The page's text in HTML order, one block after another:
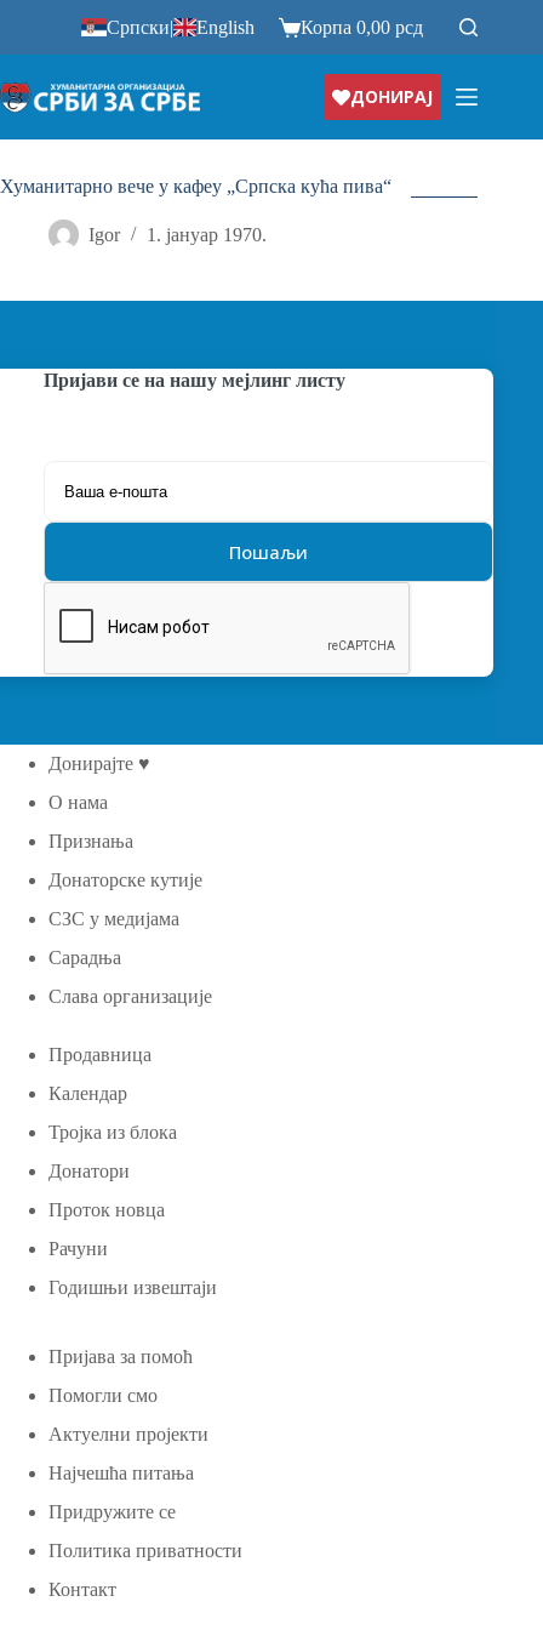
Српски| English Корпа0,00рсд
ДОНИРАЈ
Хуманитарно вече у кафеу „Српска кућа пива“
Igor 1. јануар 1970.
Пријави се на нашу мејлинг листу
Донирајте ♥
О нама
Признања
Донаторске кутије
СЗС у медијама
Сарадња
Слава организације
Продавница
Календар
Тројка из блока
Донатори
Проток новца
Рачуни
Годишњи извештаји
Пријава за помоћ
Помогли смо
Актуелни пројекти
Најчешћа питања
Придружите се
Политика приватности
Контакт